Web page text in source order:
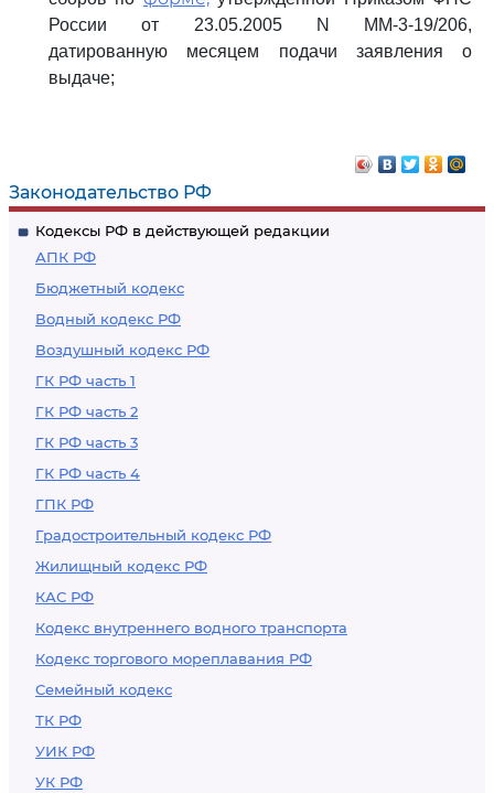
Законодательство РФ
Кодексы РФ в действующей редакции
АПК РФ
Бюджетный кодекс
Водный кодекс РФ
Воздушный кодекс РФ
ГК РФ часть 1
ГК РФ часть 2
ГК РФ часть 3
ГК РФ часть 4
ГПК РФ
Градостроительный кодекс РФ
Жилищный кодекс РФ
КАС РФ
Кодекс внутреннего водного транспорта
Кодекс торгового мореплавания РФ
Семейный кодекс
ТК РФ
УИК РФ
УК РФ
России от 23.05.2005 N ММ-3-19/206,
датированную месяцем подачи заявления о
выдаче;